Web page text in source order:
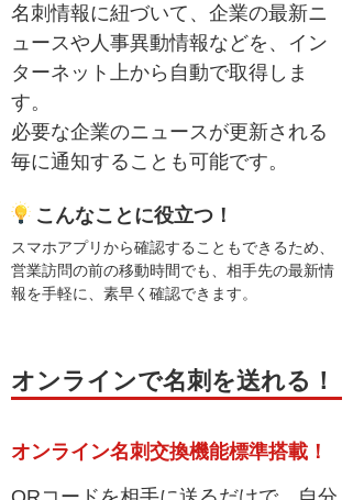
名刺情報に紐づいて、企業の最新ニ
ュースや人事異動情報などを、イン
ターネット上から自動で取得しま
す。
必要な企業のニュースが更新される
毎に通知することも可能です。
こんなことに役立つ！
スマホアプリから確認することもできるため、
営業訪問の前の移動時間でも、相手先の最新情
報を手軽に、素早く確認できます。
オンラインで名刺を送れる！
オンライン名刺交換機能標準搭載！